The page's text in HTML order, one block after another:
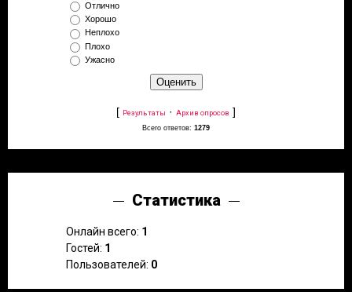
Отлично
Хорошо
Неплохо
Плохо
Ужасно
[ Результаты · Архив опросов ]
Всего ответов: 1279
Статистика
Онлайн всего: 1
Гостей: 1
Пользователей: 0